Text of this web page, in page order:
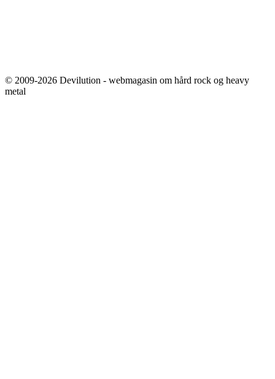
© 2009-2026 Devilution - webmagasin om hård rock og heavy
metal